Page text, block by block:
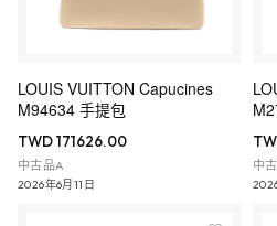
LOUIS VUITTON Capucines
M94634 手提包
TWD 171626.00
中古品A
2026年6月11日
中